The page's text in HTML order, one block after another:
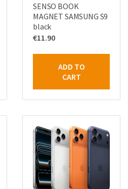
SENSO BOOK
MAGNET SAMSUNG S9
black
€11.90
ADD TO
CART